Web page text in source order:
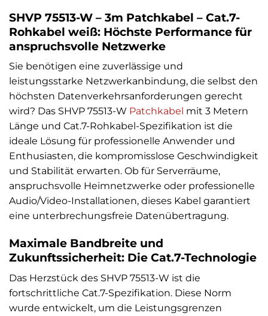
SHVP 75513-W – 3m Patchkabel – Cat.7-
Rohkabel weiß: Höchste Performance für
anspruchsvolle Netzwerke
Sie benötigen eine zuverlässige und
leistungsstarke Netzwerkanbindung, die selbst den
höchsten Datenverkehrsanforderungen gerecht
wird? Das SHVP 75513-W Patchkabel mit 3 Metern
Länge und Cat.7-Rohkabel-Spezifikation ist die
ideale Lösung für professionelle Anwender und
Enthusiasten, die kompromisslose Geschwindigkeit
und Stabilität erwarten. Ob für Serverräume,
anspruchsvolle Heimnetzwerke oder professionelle
Audio/Video-Installationen, dieses Kabel garantiert
eine unterbrechungsfreie Datenübertragung.
Maximale Bandbreite und
Zukunftssicherheit: Die Cat.7-Technologie
Das Herzstück des SHVP 75513-W ist die
fortschrittliche Cat.7-Spezifikation. Diese Norm
wurde entwickelt, um die Leistungsgrenzen